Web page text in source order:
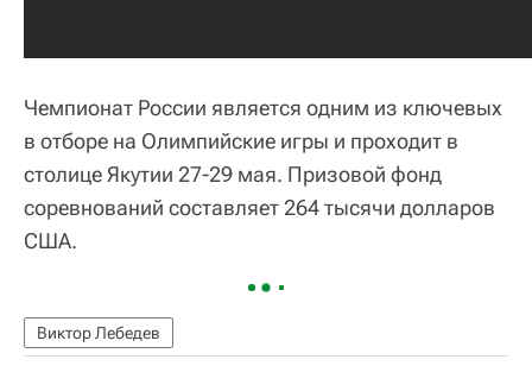
Чемпионат России является одним из ключевых
в отборе на Олимпийские игры и проходит в
столице Якутии 27-29 мая. Призовой фонд
соревнований составляет 264 тысячи долларов
США.
Виктор Лебедев